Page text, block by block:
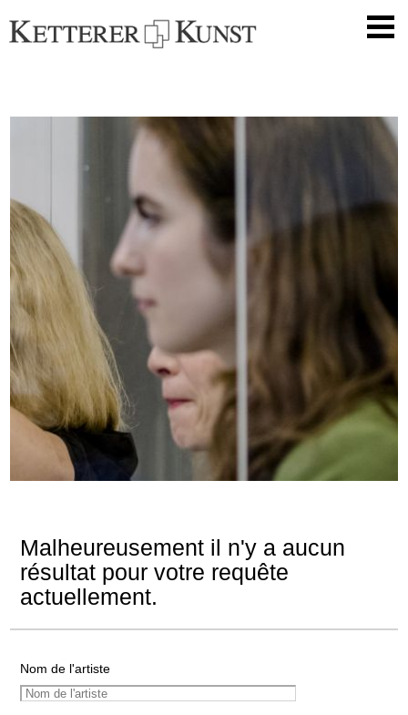
Malheureusement il n'y a aucun
résultat pour votre requête
actuellement.
Nom de l'artiste